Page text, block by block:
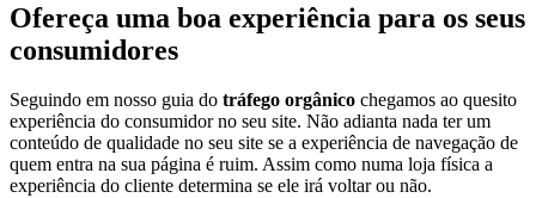
Ofereça uma boa experiência para os seus
consumidores
Seguindo em nosso guia do tráfego orgânico chegamos ao quesito
experiência do consumidor no seu site. Não adianta nada ter um
conteúdo de qualidade no seu site se a experiência de navegação de
quem entra na sua página é ruim. Assim como numa loja física a
experiência do cliente determina se ele irá voltar ou não.